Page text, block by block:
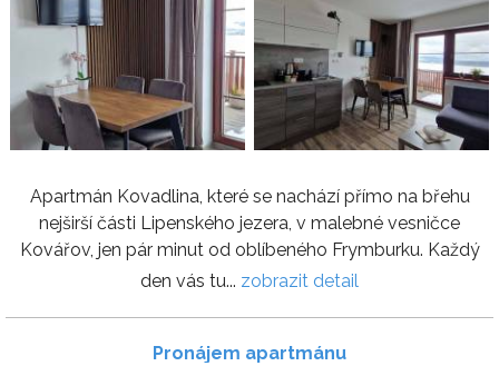
Apartmán Kovadlina, které se nachází přímo na břehu
nejširší části Lipenského jezera, v malebné vesničce
Kovářov, jen pár minut od oblíbeného Frymburku. Každý
den vás tu... zobrazit detail
Pronájem apartmánu